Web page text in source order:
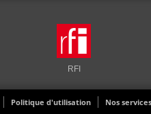
RFI
Politique d'utilisation
Nos services